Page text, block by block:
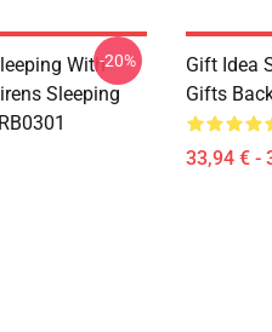
With
Sleeping
-20%
Gift Idea
Gifts
33,94 € -